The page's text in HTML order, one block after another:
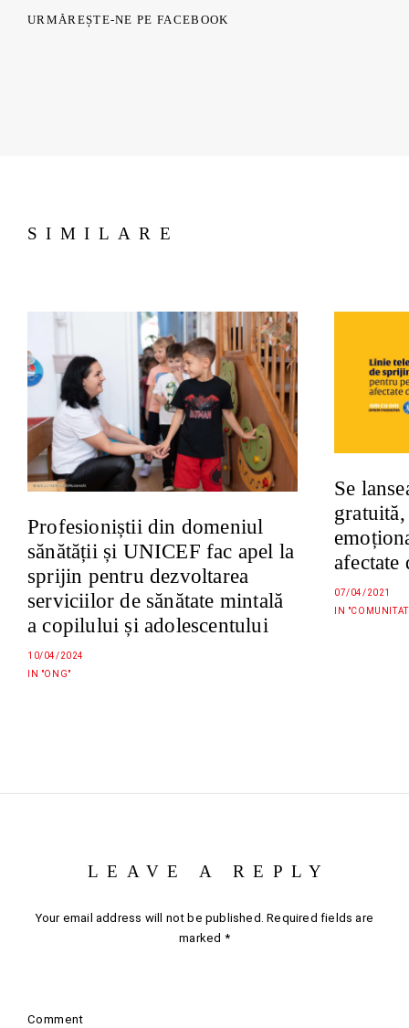
URMĂREȘTE-NE PE FACEBOOK
SIMILARE
Profesioniștii din domeniul
sănătății și UNICEF fac apel la
sprijin pentru dezvoltarea
serviciilor de sănătate mintală
a copilului și adolescentului
10/04/2024
IN "ONG"
Se
07/04/2021
IN
LEAVE A REPLY
Your email address will not be published. Required fields are
marked *
Comment